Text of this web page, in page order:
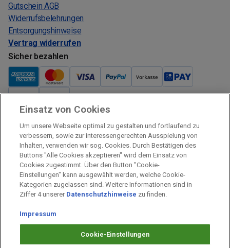
Gutschein AGB
Widerrufsbelehrungen
Entsorgungshinweise
Vertrag widerrufen
Sicher bezahlen
Verkauf und Versand
Kostenloser Versand:
Verkauf und Versand durch:
Verkauf Gutscheine durch:
Sicher einkaufen
Prämien Impressum
Prämien Datenschutz
Einsatz von Cookies
Um unsere Webseite optimal zu gestalten und fortlaufend zu
verbessern, sowie zur interessengerechten Ausspielung von
Inhalten, verwenden wir sog. Cookies. Durch Bestätigen des
Buttons "Alle Cookies akzeptieren" wird dem Einsatz von
Cookies zugestimmt. Über den Button "Cookie-
Einstellungen" kann ausgewählt werden, welche Cookie-
Kategorien zugelassen sind. Weitere Informationen sind in
Ziffer 4 unserer Datenschutzhinweise zu finden.
Impressum
Cookie-Einstellungen